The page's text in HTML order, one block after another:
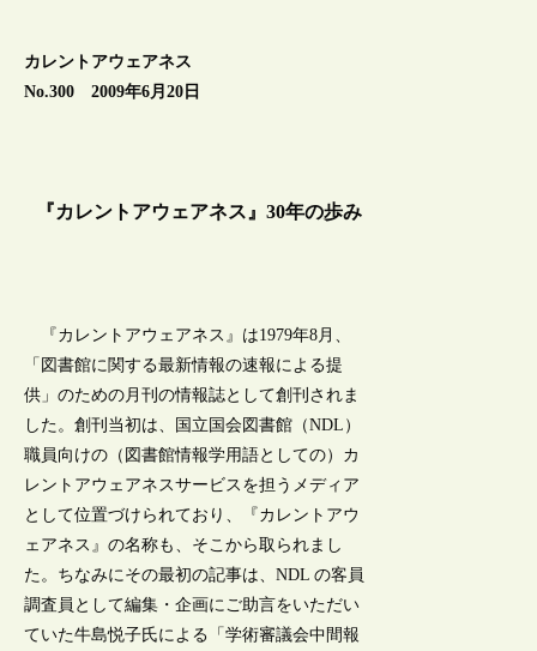
カレントアウェアネス
No.300 2009年6月20日
『カレントアウェアネス』30年の歩み
『カレントアウェアネス』は1979年8月、
「図書館に関する最新情報の速報による提
供」のための月刊の情報誌として創刊されま
した。創刊当初は、国立国会図書館（NDL）
職員向けの（図書館情報学用語としての）カ
レントアウェアネスサービスを担うメディア
として位置づけられており、『カレントアウ
ェアネス』の名称も、そこから取られまし
た。ちなみにその最初の記事は、NDL の客員
調査員として編集・企画にご助言をいただい
ていた牛島悦子氏による「学術審議会中間報